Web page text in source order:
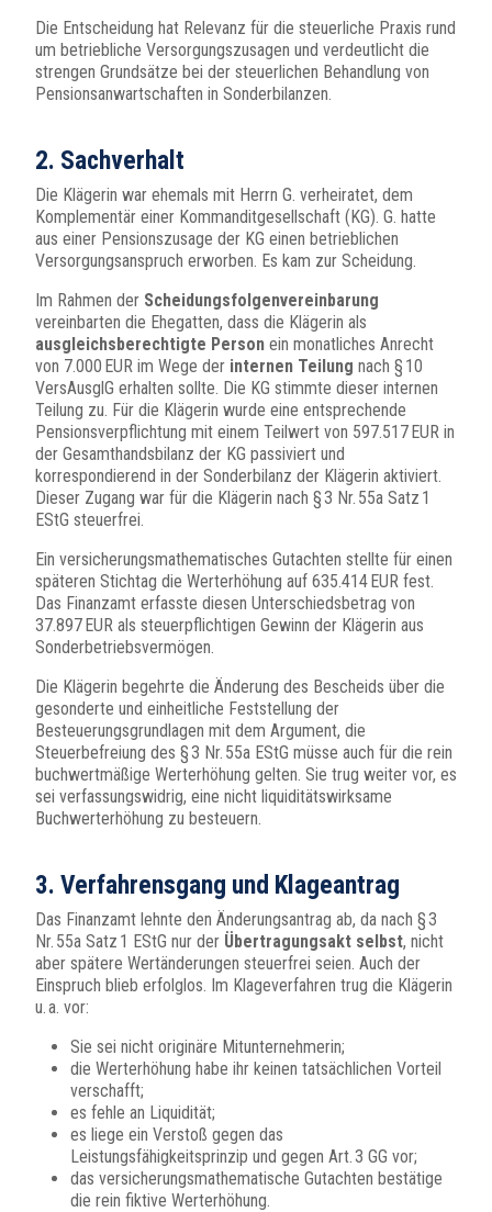
Die Entscheidung hat Relevanz für die steuerliche Praxis rund
um betriebliche Versorgungszusagen und verdeutlicht die
strengen Grundsätze bei der steuerlichen Behandlung von
Pensionsanwartschaften in Sonderbilanzen.
2. Sachverhalt
Die Klägerin war ehemals mit Herrn G. verheiratet, dem
Komplementär einer Kommanditgesellschaft (KG). G. hatte
aus einer Pensionszusage der KG einen betrieblichen
Versorgungsanspruch erworben. Es kam zur Scheidung.
Im Rahmen der Scheidungsfolgenvereinbarung
vereinbarten die Ehegatten, dass die Klägerin als
ausgleichsberechtigte Person ein monatliches Anrecht
von 7.000 EUR im Wege der internen Teilung nach § 10
VersAusglG erhalten sollte. Die KG stimmte dieser internen
Teilung zu. Für die Klägerin wurde eine entsprechende
Pensionsverpflichtung mit einem Teilwert von 597.517 EUR in
der Gesamthandsbilanz der KG passiviert und
korrespondierend in der Sonderbilanz der Klägerin aktiviert.
Dieser Zugang war für die Klägerin nach § 3 Nr. 55a Satz 1
EStG steuerfrei.
Ein versicherungsmathematisches Gutachten stellte für einen
späteren Stichtag die Werterhöhung auf 635.414 EUR fest.
Das Finanzamt erfasste diesen Unterschiedsbetrag von
37.897 EUR als steuerpflichtigen Gewinn der Klägerin aus
Sonderbetriebsvermögen.
Die Klägerin begehrte die Änderung des Bescheids über die
gesonderte und einheitliche Feststellung der
Besteuerungsgrundlagen mit dem Argument, die
Steuerbefreiung des § 3 Nr. 55a EStG müsse auch für die rein
buchwertmäßige Werterhöhung gelten. Sie trug weiter vor, es
sei verfassungswidrig, eine nicht liquiditätswirksame
Buchwerterhöhung zu besteuern.
3. Verfahrensgang und Klageantrag
Das Finanzamt lehnte den Änderungsantrag ab, da nach § 3
Nr. 55a Satz 1 EStG nur der Übertragungsakt selbst, nicht
aber spätere Wertänderungen steuerfrei seien. Auch der
Einspruch blieb erfolglos. Im Klageverfahren trug die Klägerin
u. a. vor:
Sie sei nicht originäre Mitunternehmerin;
die Werterhöhung habe ihr keinen tatsächlichen Vorteil
verschafft;
es fehle an Liquidität;
es liege ein Verstoß gegen das
Leistungsfähigkeitsprinzip und gegen Art. 3 GG vor;
das versicherungsmathematische Gutachten bestätige
die rein fiktive Werterhöhung.